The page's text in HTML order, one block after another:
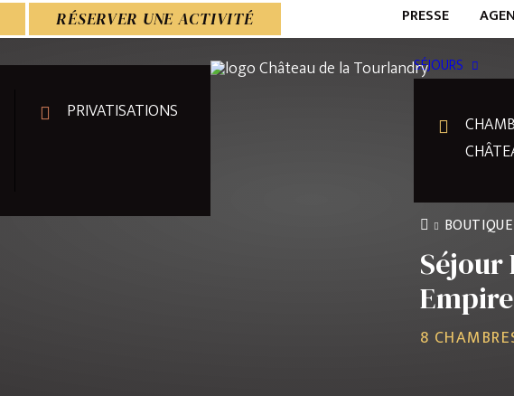
RÉSERVER UNE ACTIVITÉ PRESSE
PRIVATISATIONS
SÉJOURS
BOUTIQUE
Séjour
Empire
8